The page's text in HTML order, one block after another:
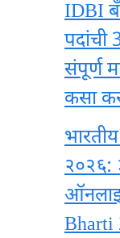
IDBI
पदांची
संपूर्ण
कसा
२०२६:
Bharti